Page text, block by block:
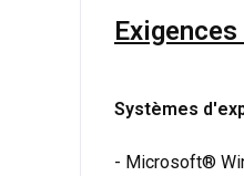
Systèmes
- Microsoft®